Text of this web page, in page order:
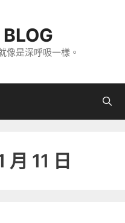
像是深呼吸一樣。
月 11 日